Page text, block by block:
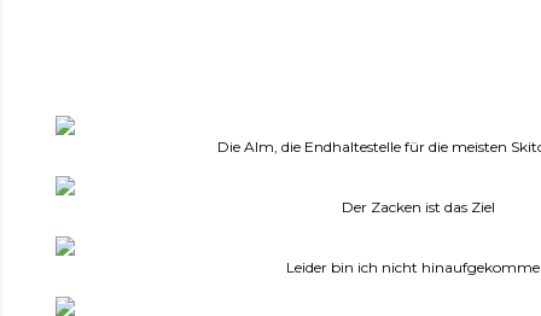
Die Alm, die Endhaltestelle für die meisten
Der Zacken ist das Ziel
Leider bin ich nicht